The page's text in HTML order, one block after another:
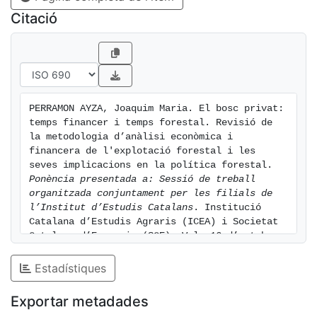
Citació
PERRAMON AYZA, Joaquim Maria. El bosc privat:
temps financer i temps forestal. Revisió de
la metodologia d’anàlisi econòmica i
financera de l'explotació forestal i les
Ponència presentada a: Sessió de treball
organitzada conjuntament per les filials de
l’Institut d’Estudis Catalans . Institució
Catalana d’Estudis Agraris (ICEA) i Societat
Catalana d’Economia (SCE). Vol. 16 d’octubre
Available at:
https://hdl.handle.net/2445/143338
Estadístiques
Exportar metadades